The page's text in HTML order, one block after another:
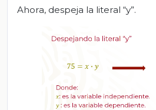
Ahora, despeja la literal “y”.